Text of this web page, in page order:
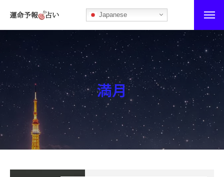
Japanese
運命予報占い
運命予報占いとは
あなたの所属部屋を探そう！
最恐の相性占い
秘伝公開！吉凶カレンダー
記事カテゴリー
満月